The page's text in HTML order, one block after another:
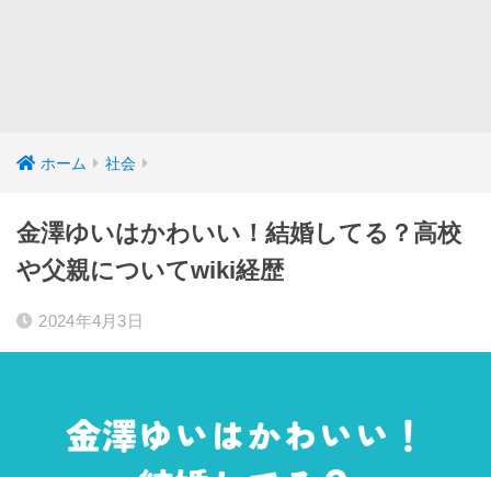
ホーム 社会
金澤ゆいはかわいい！結婚してる？高校
や父親についてwiki経歴
2024年4月3日